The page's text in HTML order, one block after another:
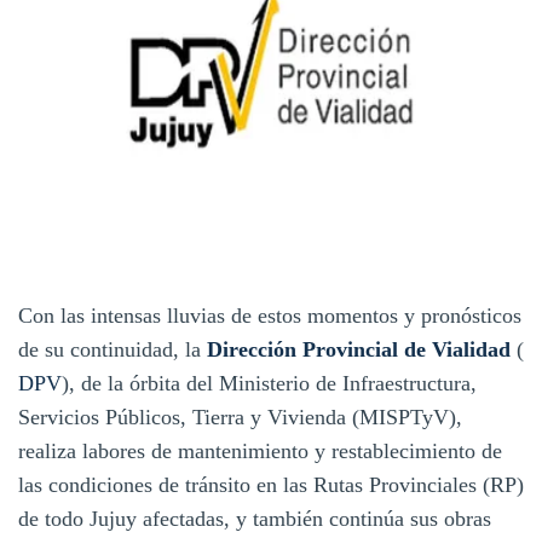
Con las intensas lluvias de estos momentos y pronósticos
de su continuidad, la Dirección Provincial de Vialidad (
DPV), de la órbita del Ministerio de Infraestructura,
Servicios Públicos, Tierra y Vivienda (MISPTyV),
realiza labores de mantenimiento y restablecimiento de
las condiciones de tránsito en las Rutas Provinciales (RP)
de todo Jujuy afectadas, y también continúa sus obras